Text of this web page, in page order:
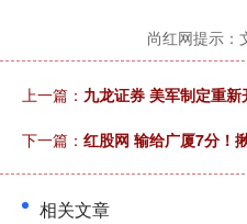
尚红网提示：
上一篇： 九龙证券 美军制定重
下一篇： 红股网 输给广厦7分！
相关文章